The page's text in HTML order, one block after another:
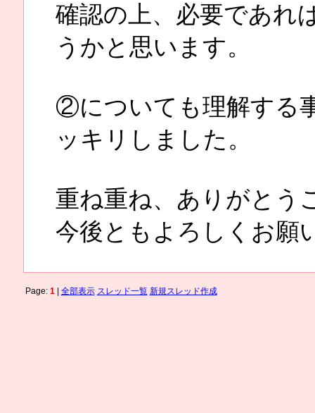
確認の上、必要であれ
うかと思います。
②についても理解する
ッキリしました。
重ね重ね、ありがとう
今後ともよろしくお願
Page: 1| 全部表示 スレッド一覧 新規スレッド作成